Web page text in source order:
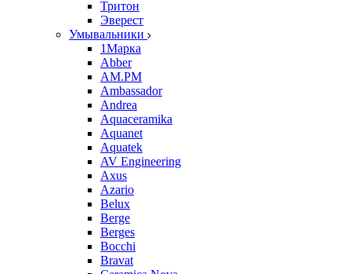
Тритон
Эверест
Умывальники
1Марка
Abber
AM.PM
Ambassador
Andrea
Aquaceramika
Aquanet
Aquatek
AV Engineering
Axus
Azario
Belux
Berge
Berges
Bocchi
Bravat